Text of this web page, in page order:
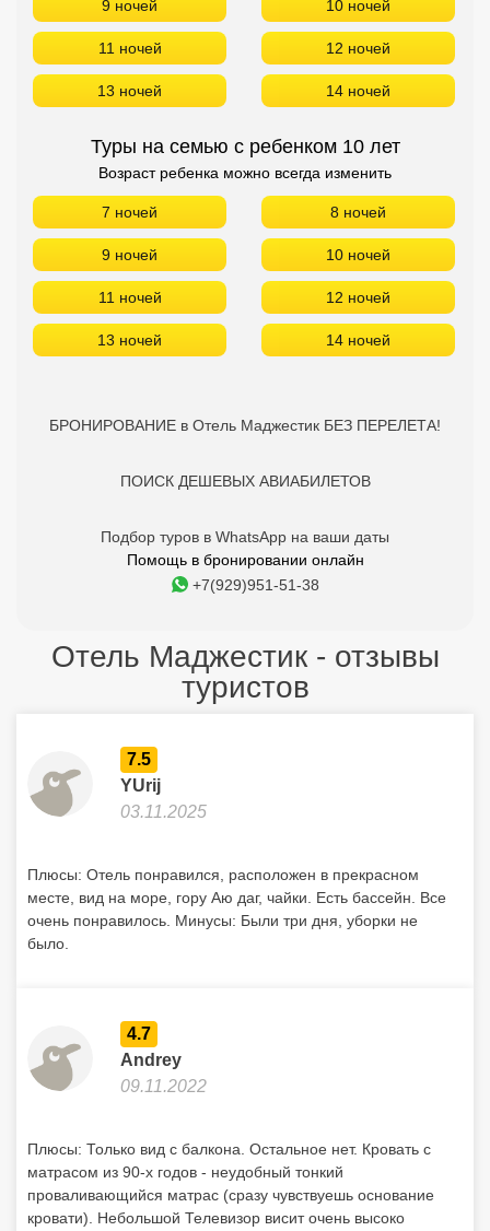
9 ночей 10 ночей
11 ночей 12 ночей
13 ночей 14 ночей
Туры на семью с ребенком 10 лет
Возраст ребенка можно всегда изменить
7 ночей 8 ночей
9 ночей 10 ночей
11 ночей 12 ночей
13 ночей 14 ночей
БРОНИРОВАНИЕ в Отель Маджестик БЕЗ ПЕРЕЛЕТА!
ПОИСК ДЕШЕВЫХ АВИАБИЛЕТОВ
Подбор туров в WhatsApp на ваши даты
Помощь в бронировании онлайн
+7(929)951-51-38
Отель Маджестик - отзывы
туристов
7.5
YUrij
03.11.2025
Плюсы: Отель понравился, расположен в прекрасном
месте, вид на море, гору Аю даг, чайки. Есть бассейн. Все
очень понравилось. Минусы: Были три дня, уборки не
было.
4.7
Andrey
09.11.2022
Плюсы: Только вид с балкона. Остальное нет. Кровать с
матрасом из 90-х годов - неудобный тонкий
проваливающийся матрас (сразу чувствуешь основание
кровати). Небольшой Телевизор висит очень высоко